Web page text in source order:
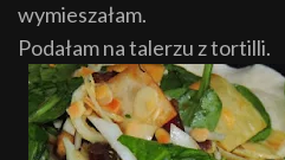
wymieszałam.
Podałam na talerzu z tortilli.